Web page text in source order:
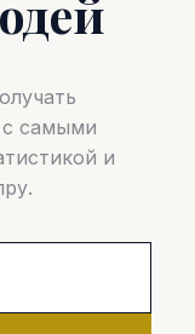
самыми
и